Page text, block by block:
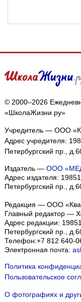
© 2000–2026
«ШколаЖизни.ру»
Учредитель — ООО
Адрес учредителя:
Петербургский пр.,
Издатель — ООО
Адрес издателя:
Петербургский пр.,
Редакция — ООО
Главный редактор —
Адрес редакции:
Петербургский пр.,
Телефон:+7 812 640-
Электронная почта:
Политика
Пользовательское
О фотографиях и